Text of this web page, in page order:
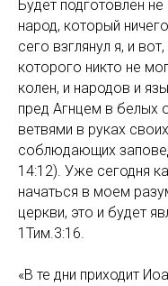
Будет подготовлен
народ, который
сего взглянул я, и
которого никто не
колен, и народов и
пред Агнцем в белых
ветвями в руках
соблюдающих
14:12). Уже сегодня
начаться в моем
церкви, это и будет
1Тим.3:16.
«В те дни приходит